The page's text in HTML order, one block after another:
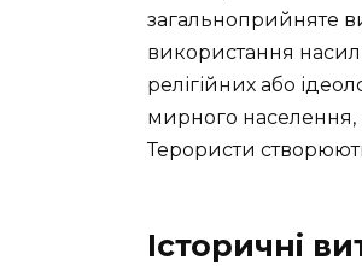
загальноприйняте
використання
релігійних або
мирного
Терористи
Історичні